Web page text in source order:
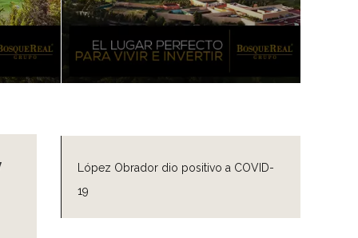
López Obrador dio positivo a COVID-
19